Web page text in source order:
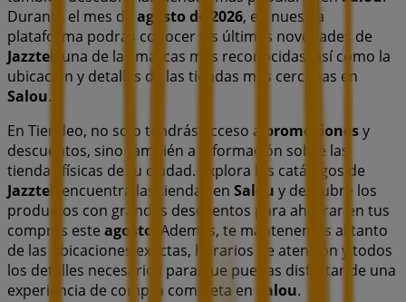
Durante el mes de agosto de 2026, en nuestra
plataforma podrás conocer las últimas novedades de
Jazztel , una de las marcas más reconocidas, así como la
ubicación y detalles de las tiendas más cercanas en
Salou.
En Tiendeo, no solo tendrás acceso a
promocionesy
descuentos, sino también a información sobre las
tiendas físicas de tu ciudad. Explora los catálogos de
Jazztel
, encuentra las tiendas en Salou y descubre los
productos con grandes descuentos para ahorrar en tus
compras este agosto . Además, te mantenemos al tanto
de las ubicaciones exactas, horarios de atención y todos
los detalles necesarios para que puedas disfrutar de una
experiencia de compra completa en
Salou.